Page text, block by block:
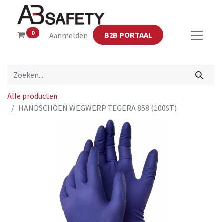
0 Aanmelden B2B PORTAAL
Alle producten
HANDSCHOEN WEGWERP TEGERA 858 (100ST)